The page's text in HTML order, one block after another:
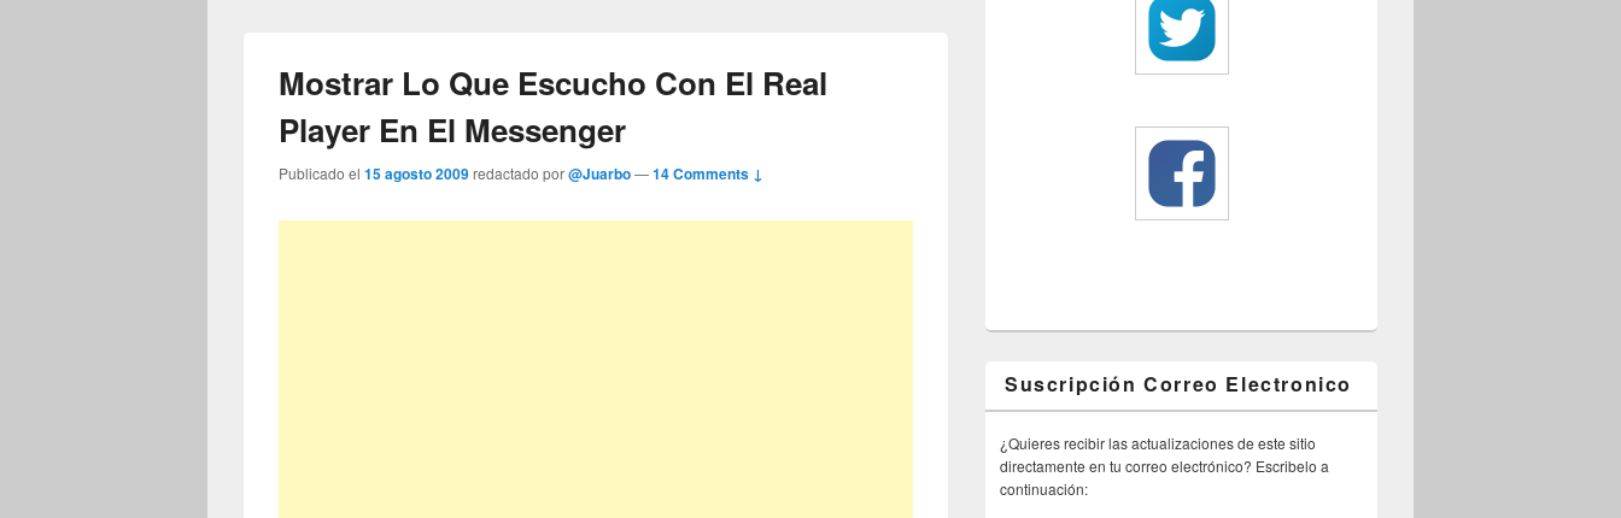
Mostrar Lo Que Escucho Con El Real
Player En El Messenger
Publicado el15 agosto 2009redactado por@Juarbo—14 Comments ↓
Suscripción Correo Electronico
¿Quieres recibir las actualizaciones de este sitio
directamente en tu correo electrónico? Escribelo a
continuación: